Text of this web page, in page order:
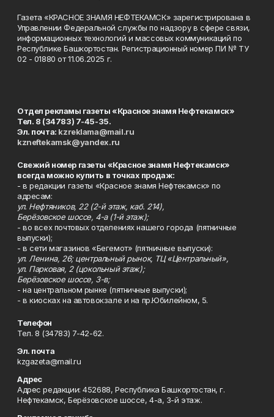
Газета «КРАСНОЕ ЗНАМЯ НЕФТЕКАМСК» зарегистрирована в
Управлении Федеральной службы по надзору в сфере связи,
информационных технологий и массовых коммуникаций по
Республике Башкортостан. Регистрационный номер ПИ № ТУ
02 - 01880 от 11.06.2025 г.
Отдел рекламы газеты «Красное знамя Нефтекамск»
Тел. 8 (34783) 7-45-35.
Эл. почта: kzreklama@mail.ru
kzneftekamsk@yandex.ru
Свежий номер газеты «Красное знамя Нефтекамск»
всегда можно купить в точках продаж:
- в редакции газеты «Красное знамя Нефтекамск» по
адресам:
ул. Нефтяников, 22 (2-й этаж, каб. 214),
Берёзовское шоссе, 4-а (1-й этаж);
- во всех почтовых отделениях нашего города (пятничные
выпуски);
- в сети магазинов «Бегемот» (пятничные выпуски):
ул. Ленина, 26; центральный рынок, ТЦ «Центральный»,
ул. Парковая, 2 (цокольный этаж);
Берёзовское шоссе, 3-в;
- на центральном рынке (пятничные выпуски);
- в киосках на автовокзале и на пр.Юбилейном, 5.
Телефон
Тел. 8 (34783) 7-42-62.
Эл. почта
kzgazeta@mail.ru
Адрес
Адрес редакции: 452688, Республика Башкортостан, г.
Нефтекамск, Берёзовское шоссе, 4-а, 3-й этаж.